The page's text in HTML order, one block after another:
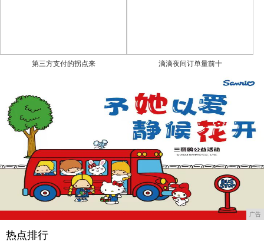
第三方支付的拐点来 滴滴夜间订单量前十
广告
热点排行